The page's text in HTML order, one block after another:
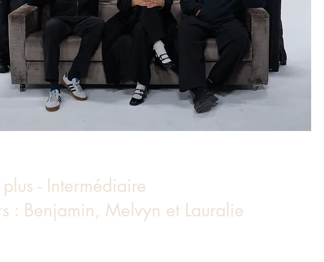
- Intermédiaire
: Benjamin, Melvyn et Lauralie